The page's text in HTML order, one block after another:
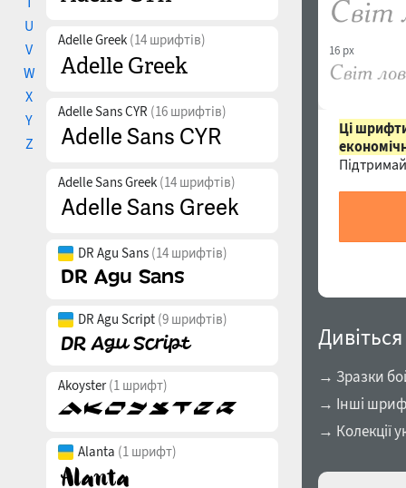
U
V
W
X
Y
Z
Adelle Greek (14 шрифтів)
Adelle Sans CYR (16 шрифтів)
Adelle Sans Greek (14 шрифтів)
DR Agu Sans (14 шрифтів)
DR Agu Script (9 шрифтів)
Akoyster(1 шрифт)
Alanta (1 шрифт)
16 px
Ці
→ Зразки
→ Інші
→ Колекції